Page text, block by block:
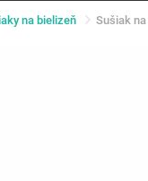
na bielizeň Sušiak